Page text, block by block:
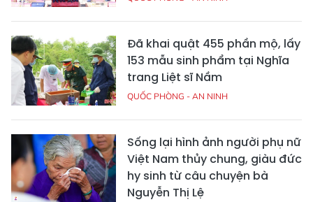
Đã khai quật 455 phần mộ, lấy
153 mẫu sinh phẩm tại Nghĩa
trang Liệt sĩ Nầm
QUỐC PHÒNG - AN NINH
Sống lại hình ảnh người phụ nữ
Việt Nam thủy chung, giàu đức
hy sinh từ câu chuyện bà
Nguyễn Thị Lệ